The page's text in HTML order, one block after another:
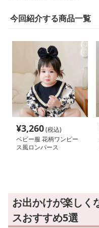
今回紹介する商品一覧
¥3,260(税込)
ベビー服 花柄ワンピー
ス風ロンパース
お出かけが楽しく
スおすすめ5選